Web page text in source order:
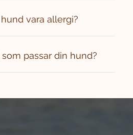
vara allergi?
passar din hund?